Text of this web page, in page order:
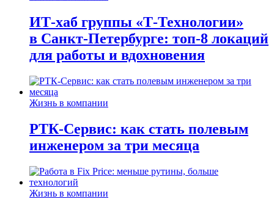
ИТ-хаб группы «Т-Технологии»
в Санкт-Петербурге: топ-8 локаций
для работы и вдохновения
Жизнь в компании
РТК-Сервис: как стать полевым
инженером за три месяца
Жизнь в компании